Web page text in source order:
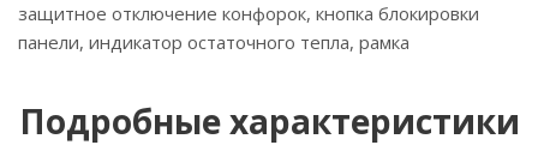
защитное отключение конфорок, кнопка блокировки
панели, индикатор остаточного тепла, рамка
Подробные характеристики